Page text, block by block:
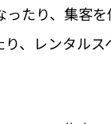
ったり、集客
、レンタル
めの記事３選